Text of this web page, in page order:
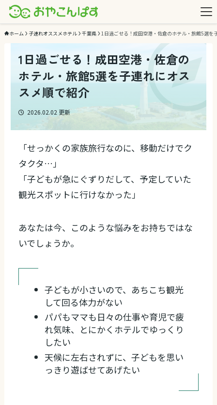
ホーム 子連れオススメホテル 千葉県 1日過ごせる！成田空港・佐倉のホテル・旅館5選を
1日過ごせる！成田空港・佐倉の
ホテル・旅館5選を子連れにオス
スメ順で紹介
2026.02.02 更新
「せっかくの家族旅行なのに、移動だけでク
タクタ…」
「子どもが急にぐずりだして、予定していた
観光スポットに行けなかった」
あなたは今、このような悩みをお持ちではな
いでしょうか。
子どもが小さいので、あちこち観光
して回る体力がない
パパもママも日々の仕事や育児で疲
れ気味、とにかくホテルでゆっくり
したい
天候に左右されずに、子どもを思い
っきり遊ばせてあげたい